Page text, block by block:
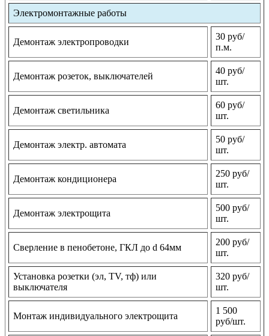
Электромонтажные работы
Демонтаж электропроводки
30 руб/
п.м.
Демонтаж розеток, выключателей
40 руб/
шт.
Демонтаж светильника
60 руб/
шт.
Демонтаж электр. автомата
50 руб/
шт.
Демонтаж кондиционера
250 руб/
шт.
Демонтаж электрощита
500 руб/
шт.
Сверление в пенобетоне, ГКЛ до d 64мм
200 руб/
шт.
Установка розетки (эл, TV, тф) или
выключателя
320 руб/
шт.
Монтаж индивидуального электрощита
1 500
руб/шт.